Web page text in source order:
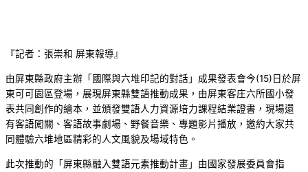
『記者：張崇和 屏東報導』
由屏東縣政府主辦「國際與六堆印記的對話」成果發表會今(15)日於屏
東可可園區登場，展現屏東縣雙語推動成果，由屏東客庄六所國小發
表共同創作的繪本，並頒發雙語人力資源培力課程結業證書，現場還
有客語闖關、客語故事劇場、野餐音樂、專題影片播放，邀約大家共
同體驗六堆地區精彩的人文風貌及場域特色。
此次推動的「屏東縣融入雙語元素推動計畫」由國家發展委員會指